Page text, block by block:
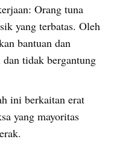
Orang tuna
yang terbatas. Oleh
bantuan dan
tidak bergantung
ini berkaitan erat
yang mayoritas